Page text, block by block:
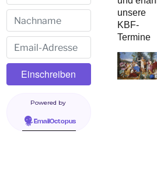
Powered by
EmailOctopus
unsere
KBF-
Termine